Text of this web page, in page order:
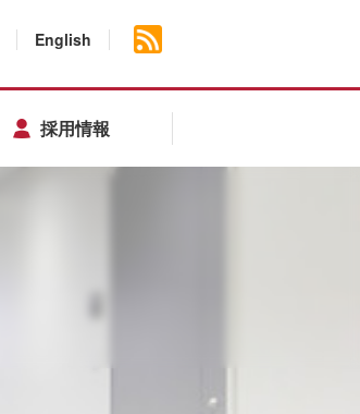
English
採用情報